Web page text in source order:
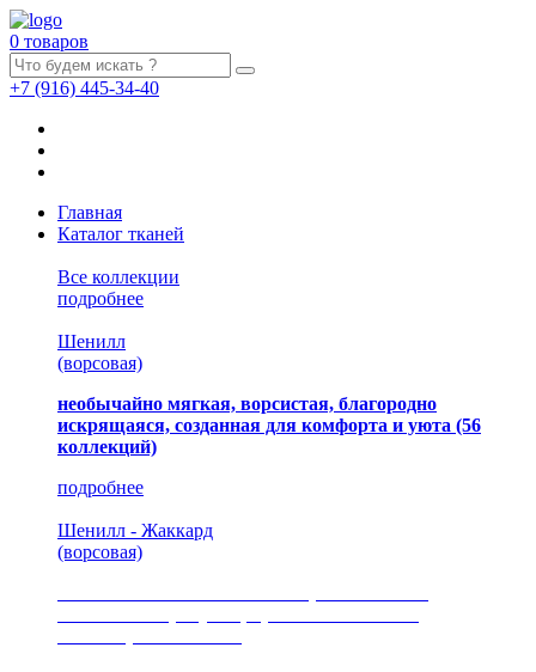
0 товаров
+7 (916) 445-34-40
Главная
Каталог тканей
Все коллекции
подробнее
Шенилл
(ворсовая)
необычайно мягкая, ворсистая, благородно
искрящаяся, созданная для комфорта и уюта (56
коллекций)
подробнее
Шенилл - Жаккард
(ворсовая)